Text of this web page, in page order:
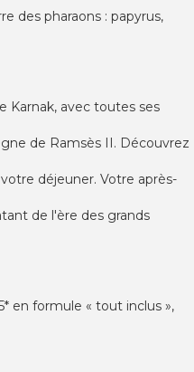
des pharaons : papyrus,
Karnak, avec toutes ses
de Ramsès II. Découvrez
déjeuner. Votre après-
de l'ère des grands
en formule « tout inclus »,